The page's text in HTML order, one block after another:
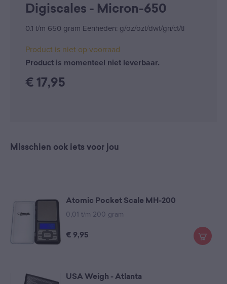
Digiscales - Micron-650
0.1 t/m 650 gram Eenheden: g/oz/ozt/dwt/gn/ct/tl
Product is niet op voorraad
Product is momenteel niet leverbaar.
€ 17,95
Misschien ook iets voor jou
Atomic Pocket Scale MH-200
0,01 t/m 200 gram
€ 9,95
USA Weigh - Atlanta